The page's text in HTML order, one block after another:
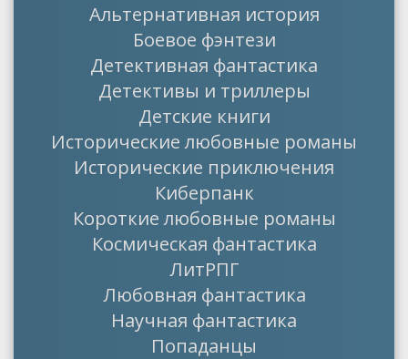
Альтернативная история
Боевое фэнтези
Детективная фантастика
Детективы и триллеры
Детские книги
Исторические любовные романы
Исторические приключения
Киберпанк
Короткие любовные романы
Космическая фантастика
ЛитРПГ
Любовная фантастика
Научная фантастика
Попаданцы